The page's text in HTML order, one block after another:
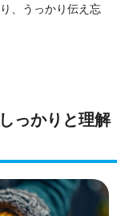
、うっかり伝え忘
っかりと理解